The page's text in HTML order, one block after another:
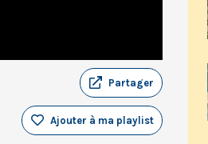
Partager
Ajouter à ma playlist